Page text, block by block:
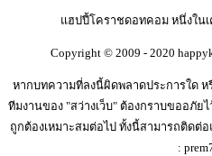
แฮปปี้โคราชดอทคอม หนึ่งในเ
Copyright © 2009 - 2020
หากบทความที่ลงนี้ผิดพลาดประการใด ห
ทีมงานของ "สว่างเว็บ" ต้องกราบขออภั
ถูกต้องเหมาะสมต่อไป ทั้งนี้สามารถติดต่
: